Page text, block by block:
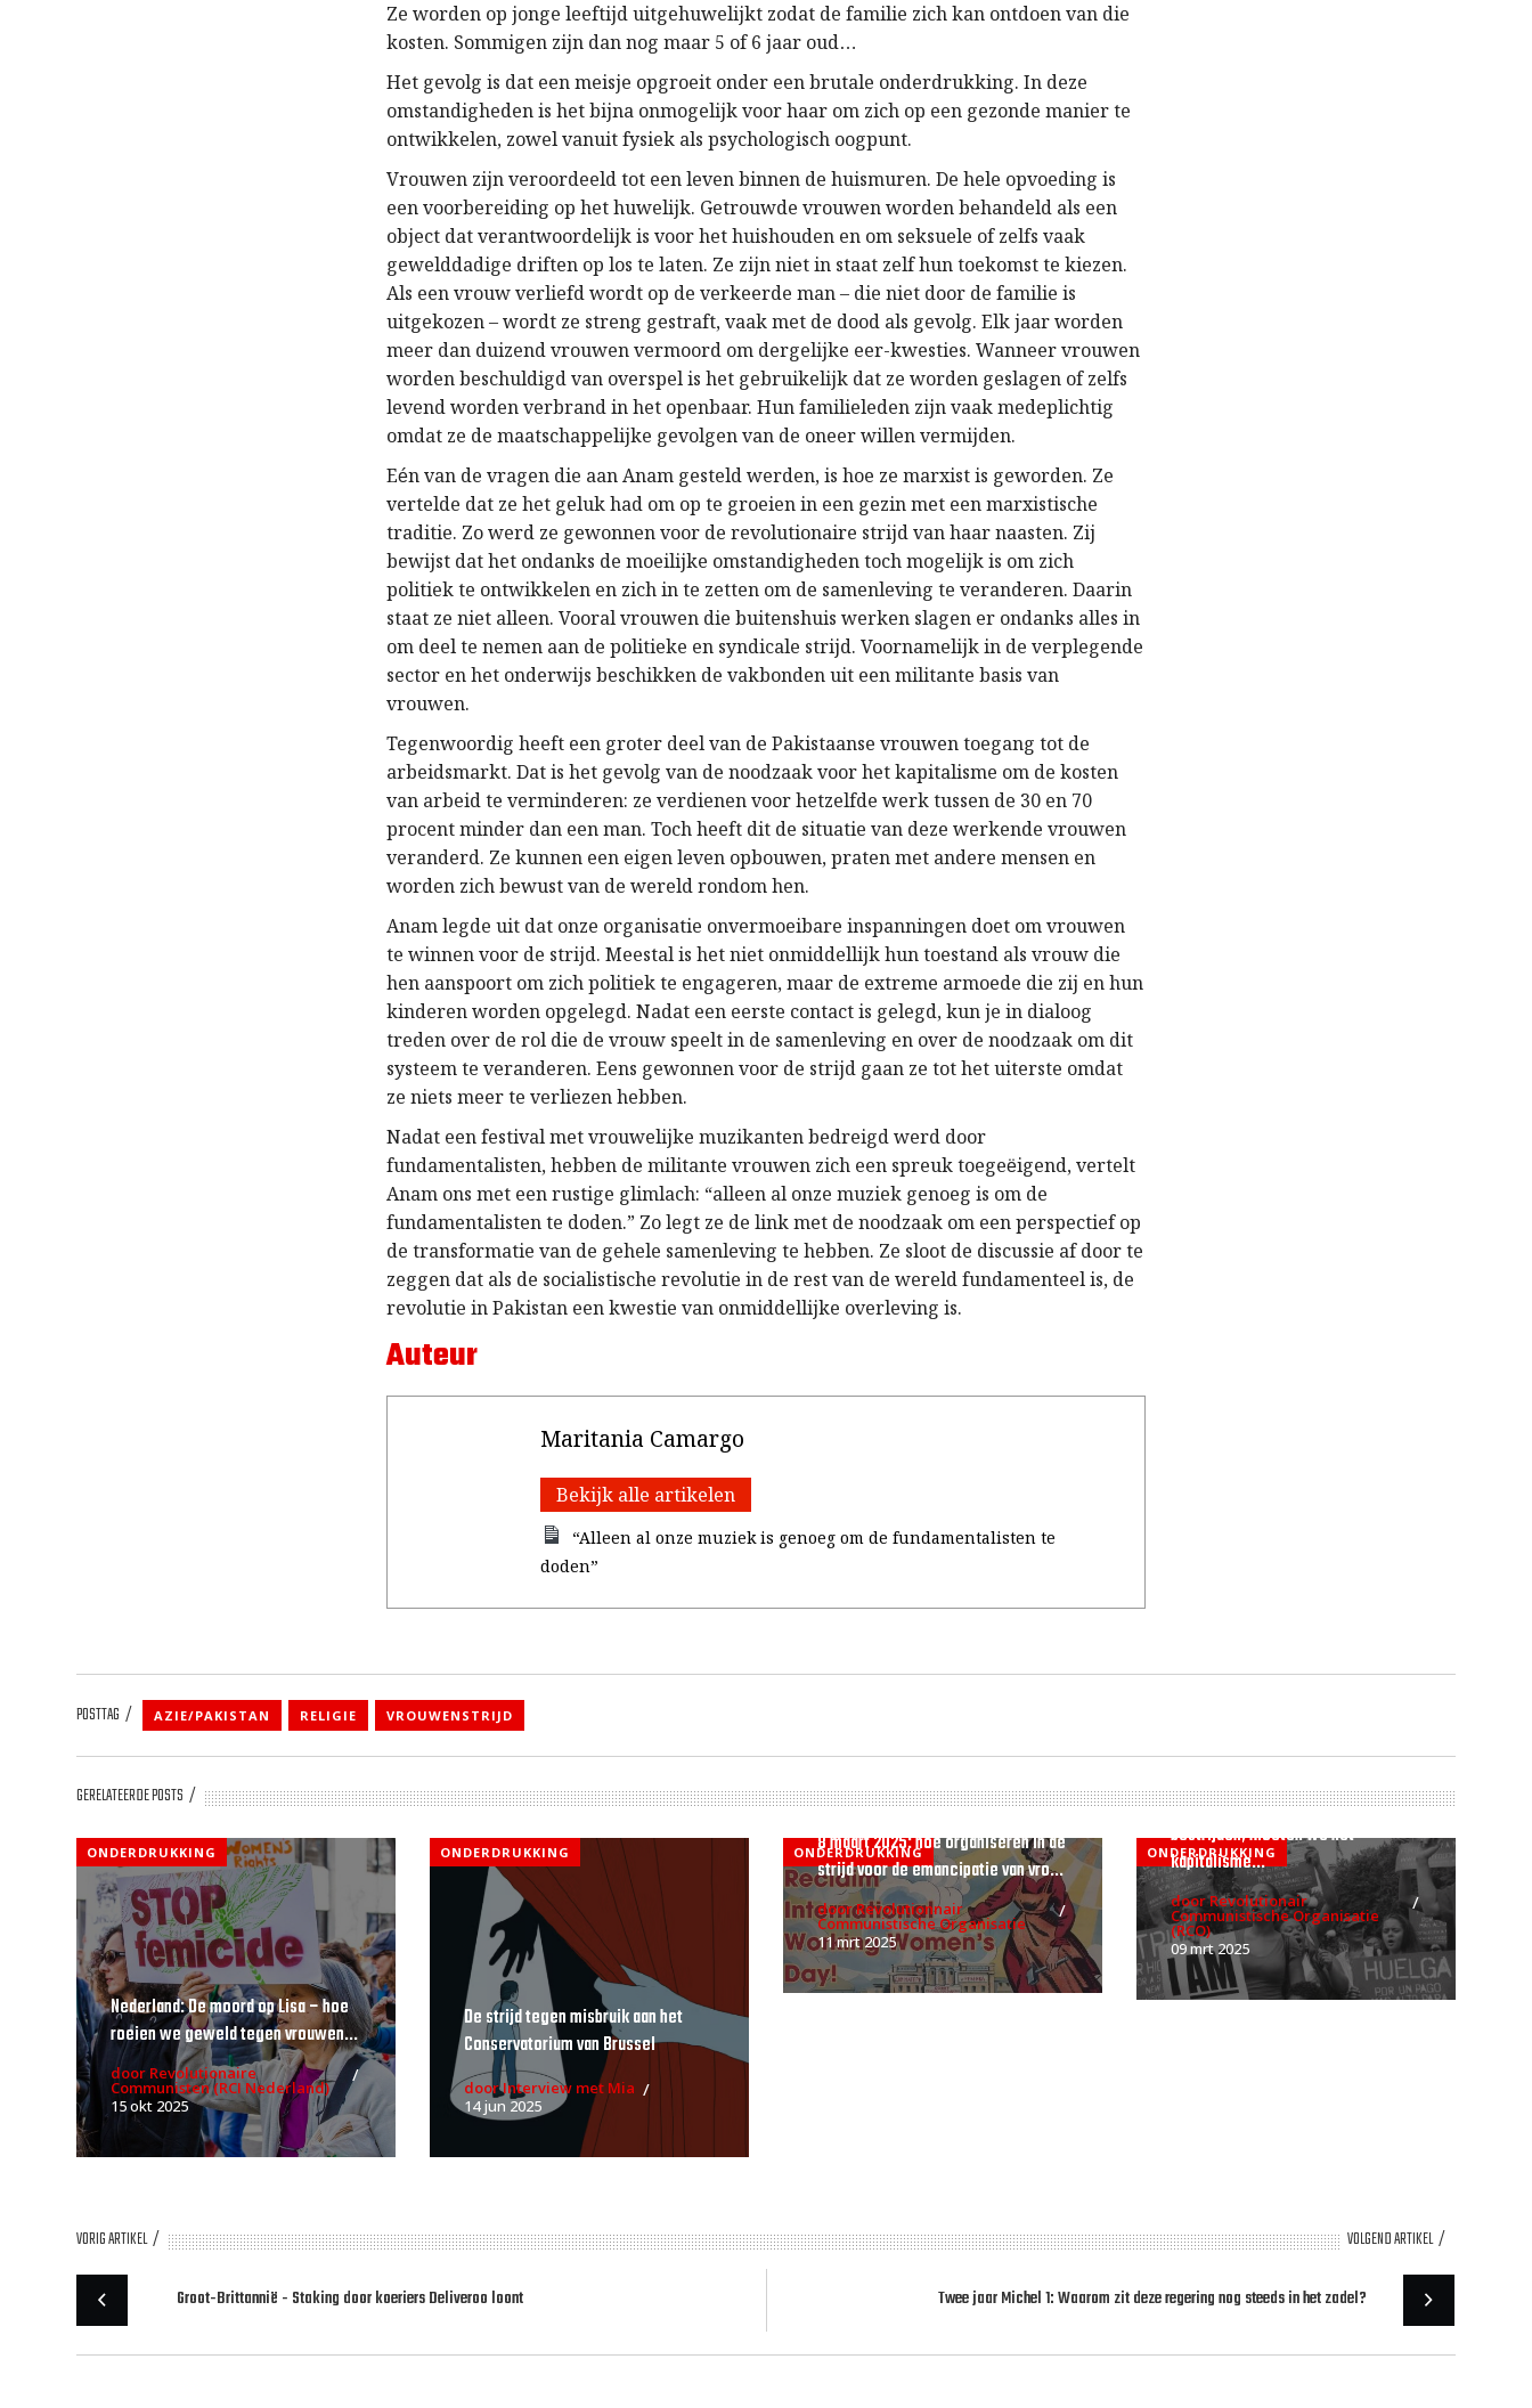
Ze worden op jonge leeftijd uitgehuwelijkt zodat de familie zich kan ontdoen van die
kosten. Sommigen zijn dan nog maar 5 of 6 jaar oud…
Het gevolg is dat een meisje opgroeit onder een brutale onderdrukking. In deze
omstandigheden is het bijna onmogelijk voor haar om zich op een gezonde manier te
ontwikkelen, zowel vanuit fysiek als psychologisch oogpunt.
Vrouwen zijn veroordeeld tot een leven binnen de huismuren. De hele opvoeding is
een voorbereiding op het huwelijk. Getrouwde vrouwen worden behandeld als een
object dat verantwoordelijk is voor het huishouden en om seksuele of zelfs vaak
gewelddadige driften op los te laten. Ze zijn niet in staat zelf hun toekomst te kiezen.
Als een vrouw verliefd wordt op de verkeerde man – die niet door de familie is
uitgekozen – wordt ze streng gestraft, vaak met de dood als gevolg. Elk jaar worden
meer dan duizend vrouwen vermoord om dergelijke eer-kwesties. Wanneer vrouwen
worden beschuldigd van overspel is het gebruikelijk dat ze worden geslagen of zelfs
levend worden verbrand in het openbaar. Hun familieleden zijn vaak medeplichtig
omdat ze de maatschappelijke gevolgen van de oneer willen vermijden.
Eén van de vragen die aan Anam gesteld werden, is hoe ze marxist is geworden. Ze
vertelde dat ze het geluk had om op te groeien in een gezin met een marxistische
traditie. Zo werd ze gewonnen voor de revolutionaire strijd van haar naasten. Zij
bewijst dat het ondanks de moeilijke omstandigheden toch mogelijk is om zich
politiek te ontwikkelen en zich in te zetten om de samenleving te veranderen. Daarin
staat ze niet alleen. Vooral vrouwen die buitenshuis werken slagen er ondanks alles in
om deel te nemen aan de politieke en syndicale strijd. Voornamelijk in de verplegende
sector en het onderwijs beschikken de vakbonden uit een militante basis van
vrouwen.
Tegenwoordig heeft een groter deel van de Pakistaanse vrouwen toegang tot de
arbeidsmarkt. Dat is het gevolg van de noodzaak voor het kapitalisme om de kosten
van arbeid te verminderen: ze verdienen voor hetzelfde werk tussen de 30 en 70
procent minder dan een man. Toch heeft dit de situatie van deze werkende vrouwen
veranderd. Ze kunnen een eigen leven opbouwen, praten met andere mensen en
worden zich bewust van de wereld rondom hen.
Anam legde uit dat onze organisatie onvermoeibare inspanningen doet om vrouwen
te winnen voor de strijd. Meestal is het niet onmiddellijk hun toestand als vrouw die
hen aanspoort om zich politiek te engageren, maar de extreme armoede die zij en hun
kinderen worden opgelegd. Nadat een eerste contact is gelegd, kun je in dialoog
treden over de rol die de vrouw speelt in de samenleving en over de noodzaak om dit
systeem te veranderen. Eens gewonnen voor de strijd gaan ze tot het uiterste omdat
ze niets meer te verliezen hebben.
Nadat een festival met vrouwelijke muzikanten bedreigd werd door
fundamentalisten, hebben de militante vrouwen zich een spreuk toegeëigend, vertelt
Anam ons met een rustige glimlach: “alleen al onze muziek genoeg is om de
fundamentalisten te doden.” Zo legt ze de link met de noodzaak om een perspectief op
de transformatie van de gehele samenleving te hebben. Ze sloot de discussie af door te
zeggen dat als de socialistische revolutie in de rest van de wereld fundamenteel is, de
revolutie in Pakistan een kwestie van onmiddellijke overleving is.
Auteur
Maritania Camargo
Bekijk alle artikelen
“Alleen al onze muziek is genoeg om de fundamentalisten te
doden”
POSTTAG AZIE/PAKISTAN RELIGIE VROUWENSTRIJD
GERELATEERDE POSTS
ONDERDRUKKING
Nederland: De moord op Lisa – hoe
roeien we geweld tegen vrouwen...
door Revolutionaire
Communisten (RCI Nederland)
15 okt 2025
ONDERDRUKKING
De strijd tegen misbruik aan het
Conservatorium van Brussel
door Interview met Mia
14 jun 2025
ONDERDRUKKING
8 maart 2025: hoe organiseren in de
strijd voor de emancipatie van vro...
door Revolutionnair
Communistische Organisatie
11 mrt 2025
ONDERDRUKKING
[Pamflet] Om het patriarchaat te
bestrijden, moeten we het
kapitalisme...
door Revolutionair
Communistische Organisatie
(RCO)
09 mrt 2025
VORIG ARTIKEL VOLGEND ARTIKEL
Groot-Brittannië - Staking door koeriers Deliveroo loont Twee jaar Michel 1: Waarom zit deze regering nog steeds in het zadel?